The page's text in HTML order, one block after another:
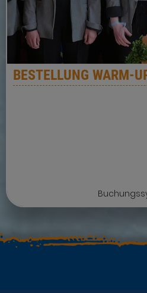
BESTELLUNG WARM-